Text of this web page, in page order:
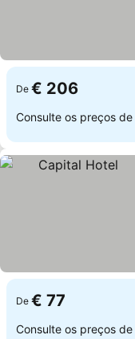
De € 206
Consulte os preços de
De € 77
Consulte os preços de